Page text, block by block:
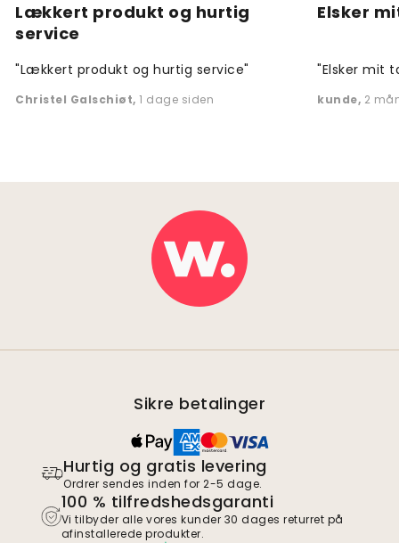
Lækkert produkt og hurtig
service
"Lækkert produkt og hurtig service"
Christel Galschiøt, 1 dage siden
Elsker
"Elsker mit
kunde, 2
Sikre betalinger
Hurtig og gratis levering
Ordrer sendes inden for 2-5 dage.
100 % tilfredshedsgaranti
Vi tilbyder alle vores kunder 30 dages returret på
afinstallerede produkter.